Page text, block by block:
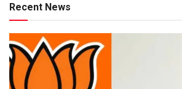
Recent News